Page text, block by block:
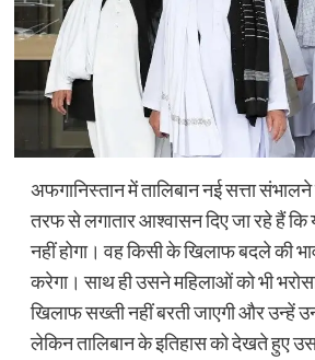
अफगानिस्तान में तालिबान नई सत्ता
तरफ से लगातार आश्वासन दिए जा रहे हैं कि
नहीं होगा। वह किसी के खिलाफ बदले की
करेगा। साथ ही उसने महिलाओं को भी
खिलाफ सख्ती नहीं बरती जाएगी और उन्हें
लेकिन तालिबान के इतिहास को देखते हुए